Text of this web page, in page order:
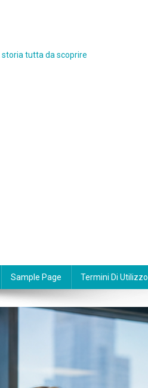
tutta da scoprire
Sample Page Termini Di Utilizzo